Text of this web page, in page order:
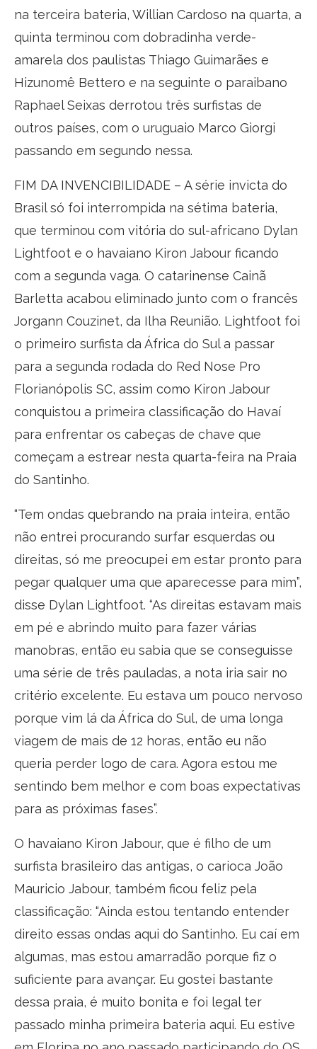
na terceira bateria, Willian Cardoso na quarta, a
quinta terminou com dobradinha verde-
amarela dos paulistas Thiago Guimarães e
Hizunomê Bettero e na seguinte o paraibano
Raphael Seixas derrotou três surfistas de
outros países, com o uruguaio Marco Giorgi
passando em segundo nessa.
FIM DA INVENCIBILIDADE – A série invicta do
Brasil só foi interrompida na sétima bateria,
que terminou com vitória do sul-africano Dylan
Lightfoot e o havaiano Kiron Jabour ficando
com a segunda vaga. O catarinense Cainã
Barletta acabou eliminado junto com o francês
Jorgann Couzinet, da Ilha Reunião. Lightfoot foi
o primeiro surfista da África do Sul a passar
para a segunda rodada do Red Nose Pro
Florianópolis SC, assim como Kiron Jabour
conquistou a primeira classificação do Havaí
para enfrentar os cabeças de chave que
começam a estrear nesta quarta-feira na Praia
do Santinho.
“Tem ondas quebrando na praia inteira, então
não entrei procurando surfar esquerdas ou
direitas, só me preocupei em estar pronto para
pegar qualquer uma que aparecesse para mim”,
disse Dylan Lightfoot. “As direitas estavam mais
em pé e abrindo muito para fazer várias
manobras, então eu sabia que se conseguisse
uma série de três pauladas, a nota iria sair no
critério excelente. Eu estava um pouco nervoso
porque vim lá da África do Sul, de uma longa
viagem de mais de 12 horas, então eu não
queria perder logo de cara. Agora estou me
sentindo bem melhor e com boas expectativas
para as próximas fases”.
O havaiano Kiron Jabour, que é filho de um
surfista brasileiro das antigas, o carioca João
Mauricio Jabour, também ficou feliz pela
classificação: “Ainda estou tentando entender
direito essas ondas aqui do Santinho. Eu caí em
algumas, mas estou amarradão porque fiz o
suficiente para avançar. Eu gostei bastante
dessa praia, é muito bonita e foi legal ter
passado minha primeira bateria aqui. Eu estive